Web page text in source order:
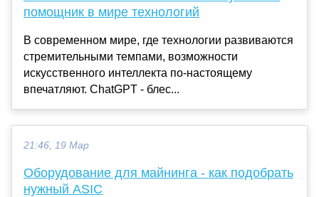
помощник в мире технологий
В современном мире, где технологии развиваются
стремительными темпами, возможности
искусственного интеллекта по-настоящему
впечатляют. ChatGPT - блес...
21:46, 19 Мар
Оборудование для майнинга - как подобрать
нужный ASIC